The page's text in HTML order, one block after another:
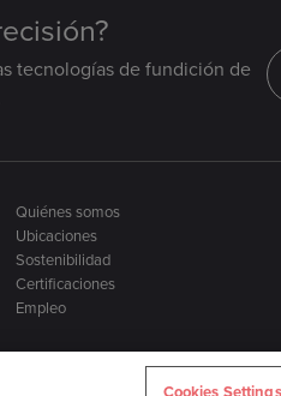
tecnologías de fundición de
Quiénes somos
Ubicaciones
Sostenibilidad
Certificaciones
Empleo